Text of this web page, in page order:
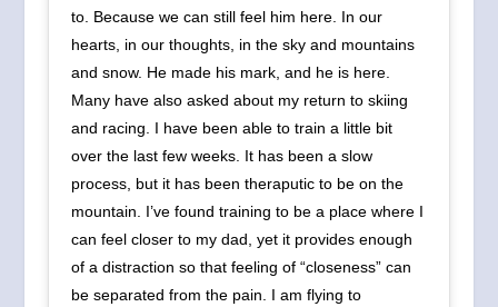
to. Because we can still feel him here. In our
hearts, in our thoughts, in the sky and mountains
and snow. He made his mark, and he is here.
Many have also asked about my return to skiing
and racing. I have been able to train a little bit
over the last few weeks. It has been a slow
process, but it has been theraputic to be on the
mountain. I’ve found training to be a place where I
can feel closer to my dad, yet it provides enough
of a distraction so that feeling of “closeness” can
be separated from the pain. I am flying to